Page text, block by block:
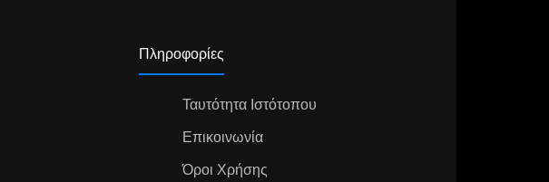
Πληροφορίες
Ταυτότητα Ιστότοπου
Επικοινωνία
Όροι Χρήσης